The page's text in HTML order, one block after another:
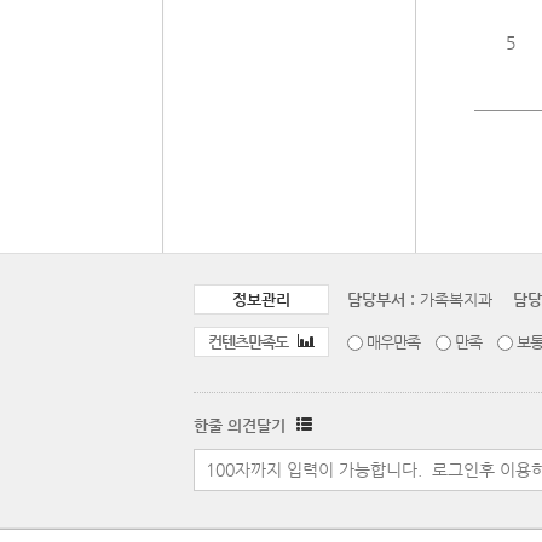
5
정보관리 담당부서 : 가족복지과 담
컨텐츠만족도 매우만족 만족 보통
한줄 의견달기